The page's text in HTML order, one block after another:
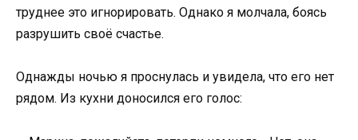
труднее это игнорировать. Однако я молчала, боясь
разрушить своё счастье.
Однажды ночью я проснулась и увидела, что его нет
рядом. Из кухни доносился его голос: